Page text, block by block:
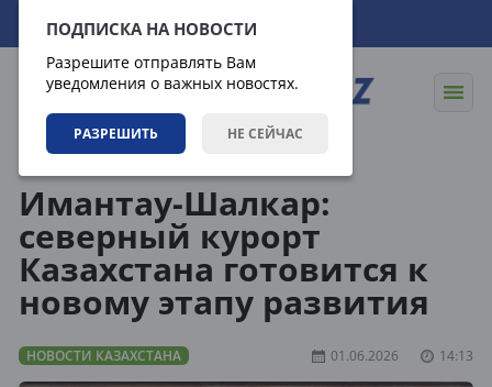
ПОДПИСКА НА НОВОСТИ
Разрешите отправлять Вам
уведомления о важных новостях.
РАЗРЕШИТЬ НЕ СЕЙЧАС
06.08.2026 19:55:14
Имантау-Шалкар:
северный курорт
Казахстана готовится к
новому этапу развития
НОВОСТИ КАЗАХСТАНА 01.06.2026 14:13